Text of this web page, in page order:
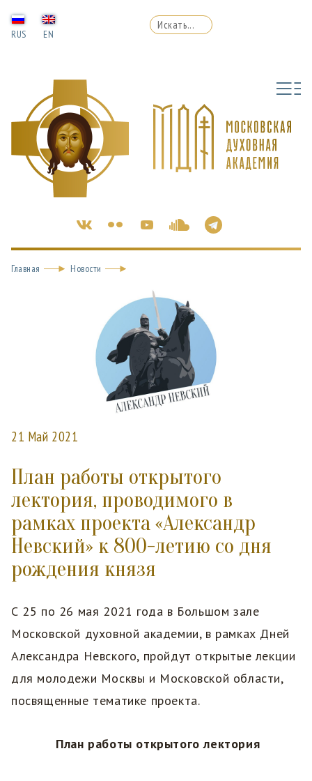
RUS EN
Главная Новости
21 Май 2021
План работы открытого
лектория, проводимого в
рамках проекта «Александр
Невский» к 800-летию со дня
рождения князя
С 25 по 26 мая 2021 года в Большом зале
Московской духовной академии, в рамках Дней
Александра Невского, пройдут открытые лекции
для молодежи Москвы и Московской области,
посвященные тематике проекта.
План работы открытого лектория